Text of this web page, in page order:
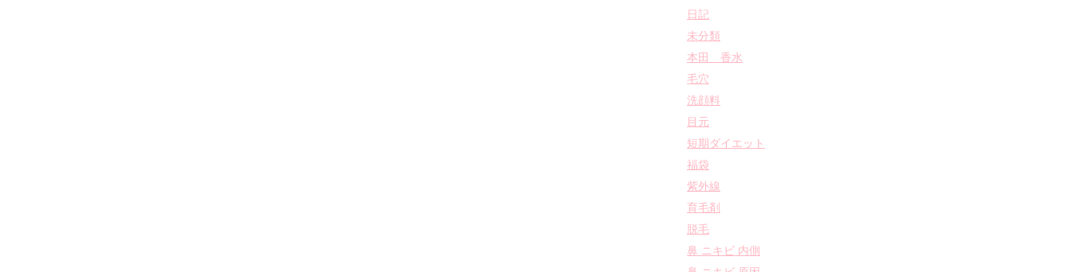
日記
未分類
本田 香水
毛穴
洗顔料
目元
短期ダイエット
福袋
紫外線
育毛剤
脱毛
鼻 ニキビ 内側